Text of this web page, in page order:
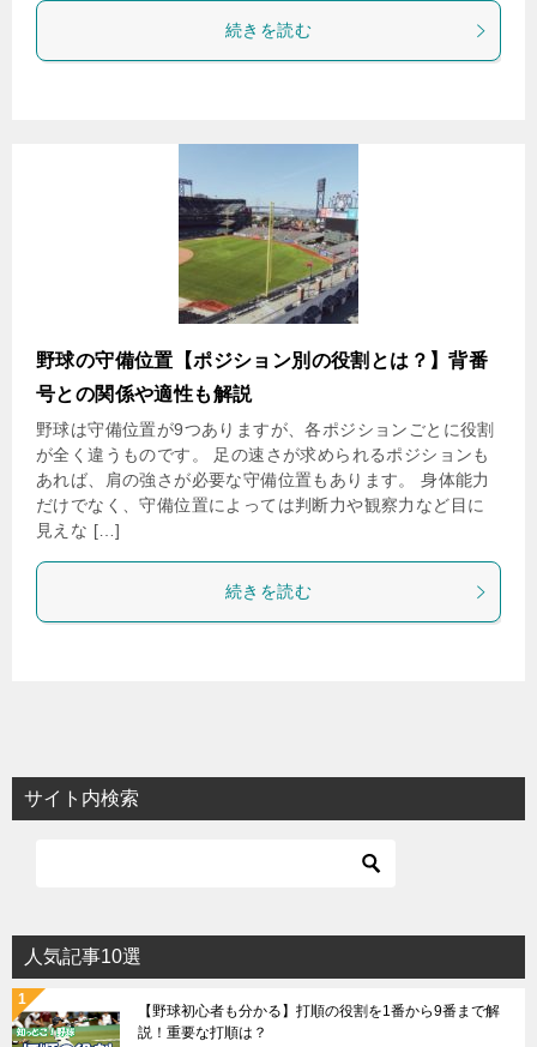
続きを読む
野球の守備位置【ポジション別の役割とは？】背番
号との関係や適性も解説
野球は守備位置が9つありますが、各ポジションごとに役割
が全く違うものです。 足の速さが求められるポジションも
あれば、肩の強さが必要な守備位置もあります。 身体能力
だけでなく、守備位置によっては判断力や観察力など目に
見えな […]
続きを読む
サイト内検索
人気記事10選
【野球初心者も分かる】打順の役割を1番から9番まで解
説！重要な打順は？